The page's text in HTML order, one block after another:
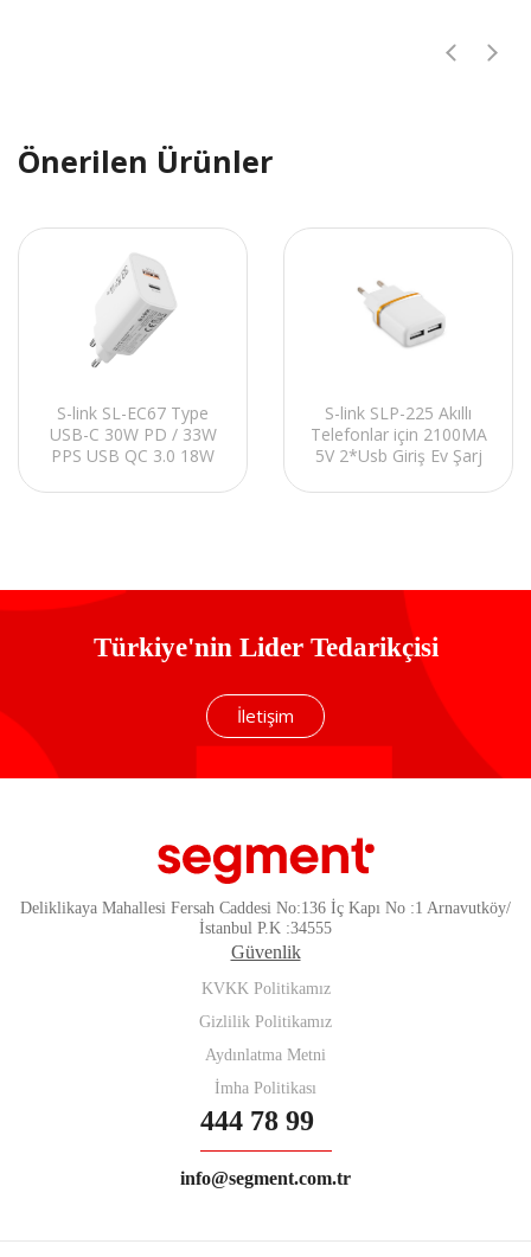
Önerilen Ürünler
S-link SL-EC67 Type
USB-C 30W PD / 33W
PPS USB QC 3.0 18W
S-link SLP-225 Akıllı
Telefonlar için 2100MA
5V 2*Usb Giriş Ev Şarj
Türkiye'nin Lider Tedarikçisi
İletişim
Deliklikaya Mahallesi Fersah Caddesi No:136 İç Kapı No :1 Arnavutköy/
İstanbul P.K :34555
Güvenlik
KVKK Politikamız
Gizlilik Politikamız
Aydınlatma Metni
İmha Politikası
444 78 99
info@segment.com.tr